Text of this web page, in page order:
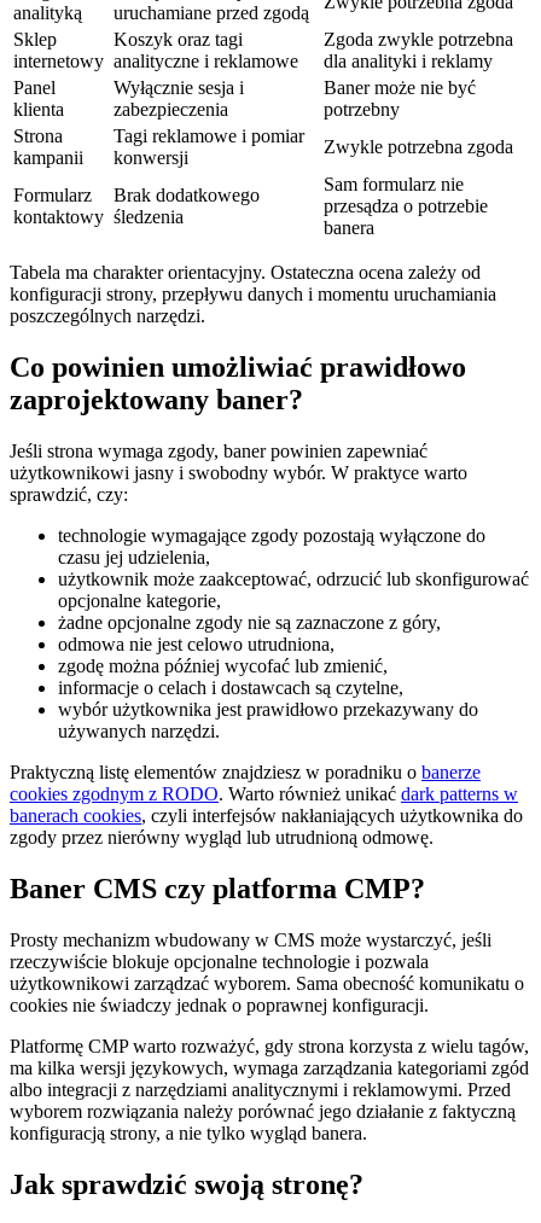
analityką
uruchamiane przed zgodą
Sklep
internetowy
Koszyk oraz tagi
analityczne i reklamowe
Zgoda zwykle potrzebna
dla analityki i reklamy
Panel
klienta
Wyłącznie sesja i
zabezpieczenia
Baner może nie być
potrzebny
Strona
kampanii
Tagi reklamowe i pomiar
konwersji
Zwykle potrzebna zgoda
Formularz
kontaktowy
Brak dodatkowego
śledzenia
Sam formularz nie
przesądza o potrzebie
banera
Tabela ma charakter orientacyjny. Ostateczna ocena zależy od
konfiguracji strony, przepływu danych i momentu uruchamiania
poszczególnych narzędzi.
Co powinien umożliwiać prawidłowo
zaprojektowany baner?
Jeśli strona wymaga zgody, baner powinien zapewniać
użytkownikowi jasny i swobodny wybór. W praktyce warto
sprawdzić, czy:
technologie wymagające zgody pozostają wyłączone do
czasu jej udzielenia,
użytkownik może zaakceptować, odrzucić lub skonfigurować
opcjonalne kategorie,
żadne opcjonalne zgody nie są zaznaczone z góry,
odmowa nie jest celowo utrudniona,
zgodę można później wycofać lub zmienić,
informacje o celach i dostawcach są czytelne,
wybór użytkownika jest prawidłowo przekazywany do
używanych narzędzi.
Praktyczną listę elementów znajdziesz w poradniku o banerze
cookies zgodnym z RODO. Warto również unikać dark patterns w
banerach cookies, czyli interfejsów nakłaniających użytkownika do
zgody przez nierówny wygląd lub utrudnioną odmowę.
Baner CMS czy platforma CMP?
Prosty mechanizm wbudowany w CMS może wystarczyć, jeśli
rzeczywiście blokuje opcjonalne technologie i pozwala
użytkownikowi zarządzać wyborem. Sama obecność komunikatu o
cookies nie świadczy jednak o poprawnej konfiguracji.
Platformę CMP warto rozważyć, gdy strona korzysta z wielu tagów,
ma kilka wersji językowych, wymaga zarządzania kategoriami zgód
albo integracji z narzędziami analitycznymi i reklamowymi. Przed
wyborem rozwiązania należy porównać jego działanie z faktyczną
konfiguracją strony, a nie tylko wygląd banera.
Jak sprawdzić swoją stronę?